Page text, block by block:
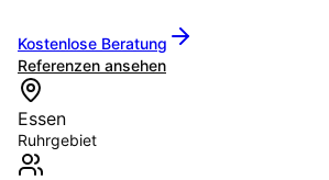
Kostenlose Beratung
Referenzen ansehen
Essen
Ruhrgebiet